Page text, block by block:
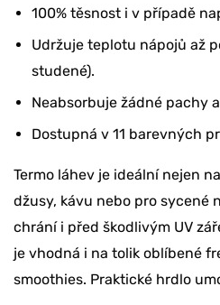
100% těsnost i v případě
Udržuje teplotu nápojů až
studené).
Neabsorbuje žádné pachy
Dostupná v 11 barevných
Termo láhev je ideální nejen
džusy, kávu nebo pro sycené
chrání i před škodlivým UV
je vhodná i na tolik oblíbené
smoothies. Praktické hrdlo
Chcete
na svoji
ANO, BERU
TEĎ NE